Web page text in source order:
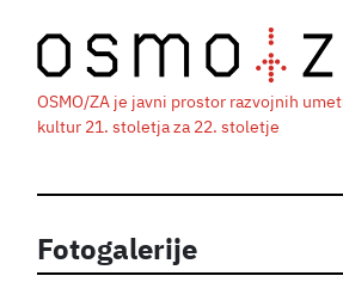
OSMO/ZA je javni prostor razvojnih
kultur 21. stoletja za 22. stoletje
Fotogalerije